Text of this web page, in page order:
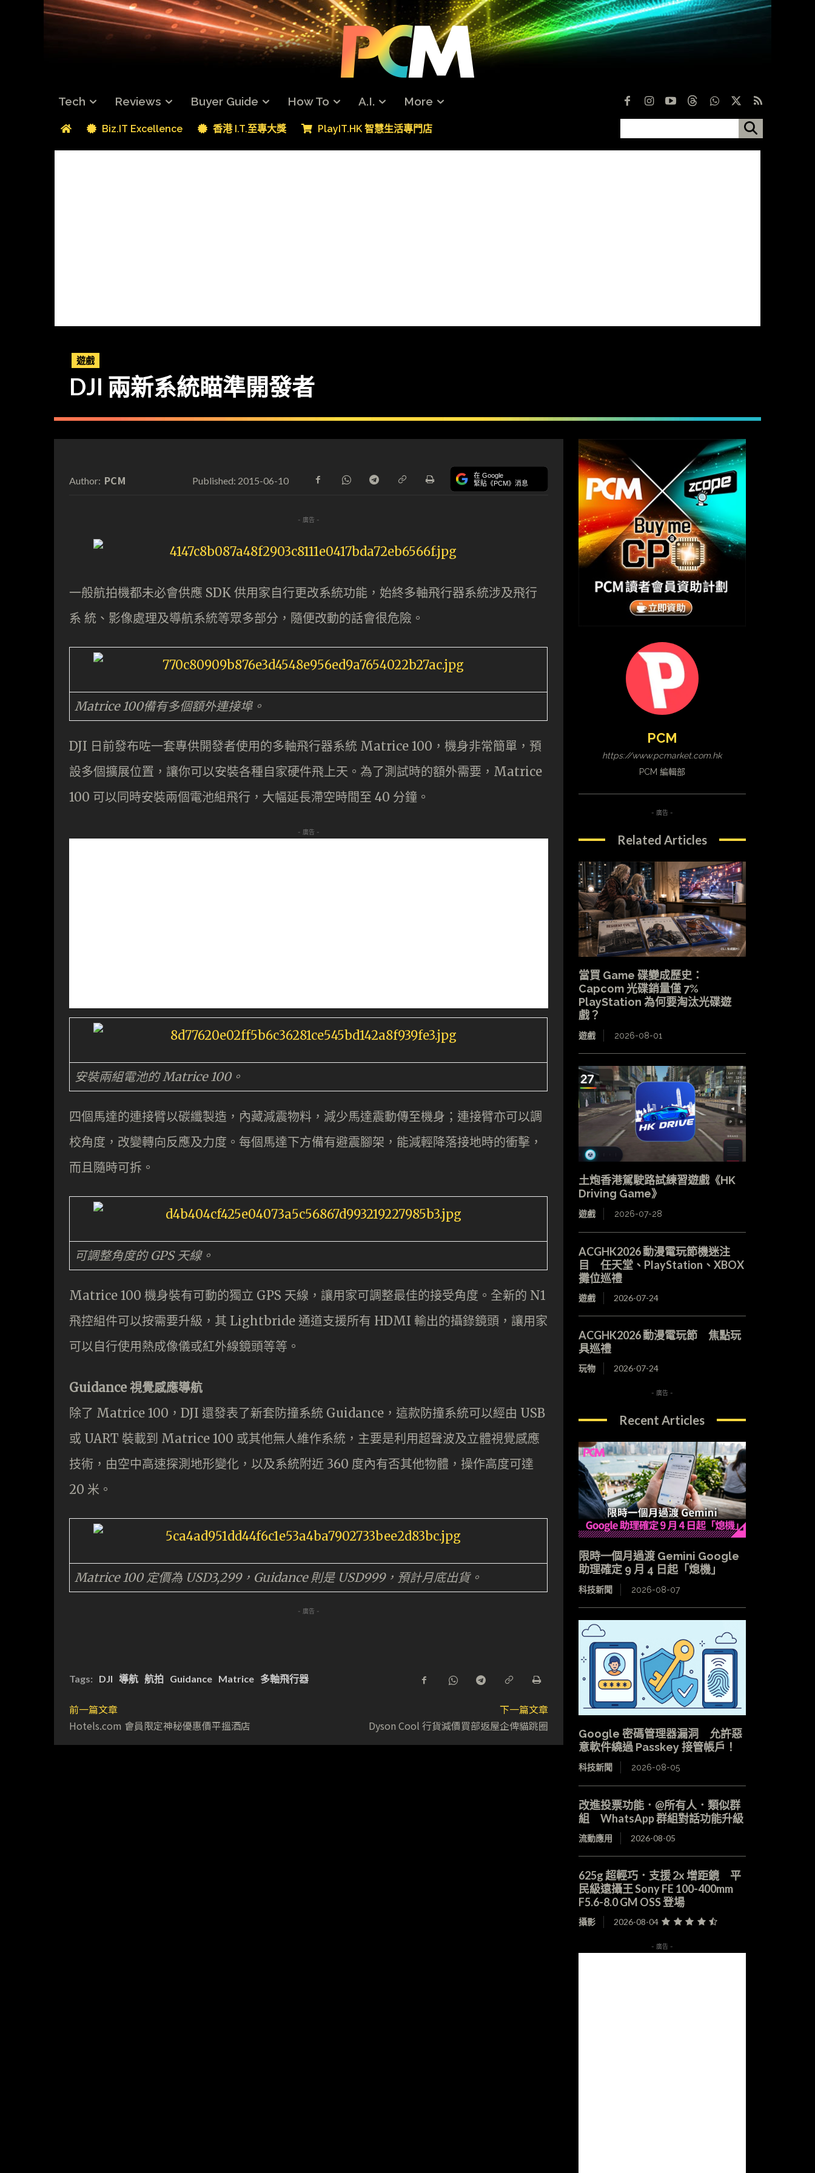
Tech Reviews Buyer Guide How To A.I. More
Biz.IT Excellence 香港 I.T.至專大獎 PlayIT.HK 智慧生活專門店
遊戲
DJI 兩新系統瞄準開發者
Author: PCM Published: 2015-06-10 在 Google
緊貼《PCM》消息
- 廣告 -
一般航拍機都未必會供應 SDK 供用家自行更改系統功能，始終多軸飛行器系統涉及飛行
系 統、影像處理及導航系統等眾多部分，隨便改動的話會很危險。
Matrice 100備有多個額外連接埠。
DJI 日前發布咗一套專供開發者使用的多軸飛行器系統 Matrice 100，機身非常簡單，預
設多個擴展位置，讓你可以安裝各種自家硬件飛上天。為了測試時的額外需要，Matrice
100 可以同時安裝兩個電池組飛行，大幅延長滯空時間至 40 分鐘。
- 廣告 -
安裝兩組電池的 Matrice 100。
四個馬達的連接臂以碳纖製造，內藏減震物料，減少馬達震動傳至機身；連接臂亦可以調
校角度，改變轉向反應及力度。每個馬達下方備有避震腳架，能減輕降落接地時的衝擊，
而且隨時可拆。
可調整角度的 GPS 天線。
Matrice 100 機身裝有可動的獨立 GPS 天線，讓用家可調整最佳的接受角度。全新的 N1
飛控組件可以按需要升級，其 Lightbride 通道支援所有 HDMI 輸出的攝錄鏡頭，讓用家
可以自行使用熱成像儀或紅外線鏡頭等等。
Guidance 視覺感應導航
除了 Matrice 100，DJI 還發表了新套防撞系統 Guidance，這款防撞系統可以經由 USB
或 UART 裝載到 Matrice 100 或其他無人維作系統，主要是利用超聲波及立體視覺感應
技術，由空中高速探測地形變化，以及系統附近 360 度內有否其他物體，操作高度可達
20 米。
Matrice 100 定價為 USD3,299，Guidance 則是 USD999，預計月底出貨。
- 廣告 -
Tags: DJI 導航 航拍 Guidance Matrice 多軸飛行器
前一篇文章
Hotels.com 會員限定神秘優惠價平搵酒店
下一篇文章
Dyson Cool 行貨減價買部返屋企俾貓跳圈
PCM
https://www.pcmarket.com.hk
PCM 編輯部
- 廣告 -
Related Articles
當買 Game 碟變成歷史：
Capcom 光碟銷量僅 7%
PlayStation 為何要淘汰光碟遊
戲？
遊戲 2026-08-01
土炮香港駕駛路試練習遊戲《HK
Driving Game》
遊戲 2026-07-28
ACGHK2026 動漫電玩節機迷注
目 任天堂、PlayStation、XBOX
攤位巡禮
遊戲 2026-07-24
ACGHK2026 動漫電玩節 焦點玩
具巡禮
玩物 2026-07-24
- 廣告 -
Recent Articles
限時一個月過渡 Gemini Google
助理確定 9 月 4 日起「熄機」
科技新聞 2026-08-07
Google 密碼管理器漏洞 允許惡
意軟件繞過 Passkey 接管帳戶！
科技新聞 2026-08-05
改進投票功能．@所有人．類似群
組 WhatsApp 群組對話功能升級
流動應用 2026-08-05
625g 超輕巧．支援 2x 增距鏡 平
民級遠攝王 Sony FE 100-400mm
F5.6-8.0 GM OSS 登場
攝影 2026-08-04
- 廣告 -